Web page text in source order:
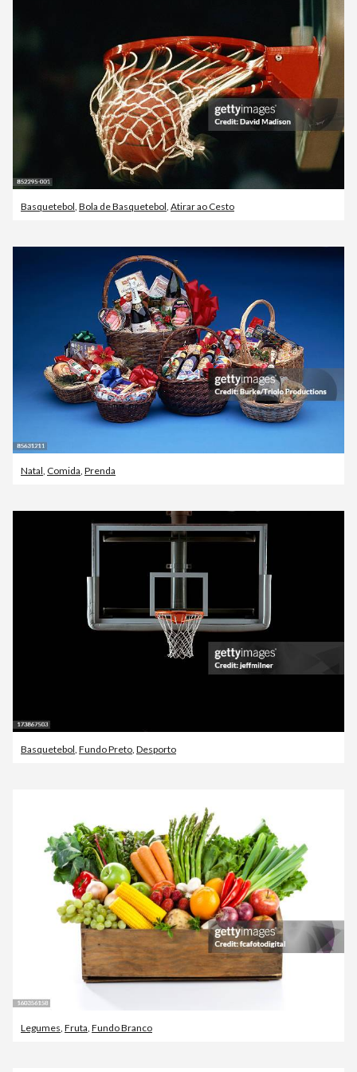
Basquetebol, Bola de Basquetebol, Atirar ao Cesto
Natal, Comida, Prenda
Basquetebol Fundo Preto Desporto
Legumes, Fruta, Fundo Branco